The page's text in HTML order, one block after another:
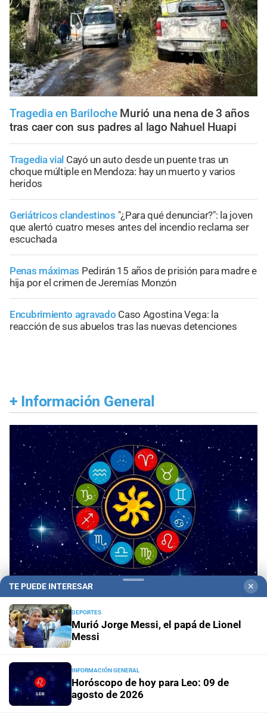
Tragedia en Bariloche Murió una nena de 3 años
tras caer con sus padres al lago Nahuel Huapi
Tragedia vial Cayó un auto desde un puente tras un
choque múltiple en Mendoza: hay un muerto y varios
heridos
Geriátricos clandestinos "¿Para qué denunciar?": la joven
que alertó cuatro meses antes del incendio reclama ser
escuchada
Penas máximas Pedirán 15 años de prisión para madre e
hija por el crimen de Jeremías Monzón
Encubrimiento agravado Caso Agostina Vega: la
reacción de sus abuelos tras las nuevas detenciones
+ Información General
Panorama astrológico
agosto de 2026
agosto de 2026
Horóscopo del díaHoróscopo de hoy para Acuario: 09
de agosto de 2026
TE PUEDE INTERESAR ✕
DEPORTES
Murió Jorge Messi, el papá de Lionel
Messi
INFORMACIÓN GENERAL
Horóscopo de hoy para Leo: 09 de
agosto de 2026